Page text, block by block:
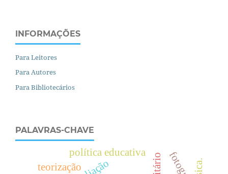
INFORMAÇÕES
Para Leitores
Para Autores
Para Bibliotecários
PALAVRAS-CHAVE
política educativa
teorização